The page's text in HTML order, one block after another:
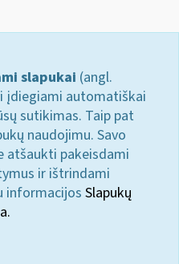
slapukai (angl.
įdiegiami automatiškai
sutikimas. Taip pat
naudojimu. Savo
atšaukti pakeisdami
ir ištrindami
informacijos Slapukų